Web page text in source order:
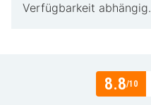
Verfügbarkeit abhängig.
8.8/10